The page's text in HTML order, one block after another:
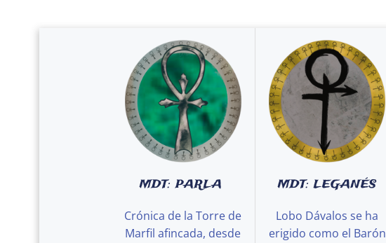
MDT: PARLA
Crónica de la Torre de
Marfil afincada, desde
MDT: LEGANÉS
Lobo Dávalos se ha
erigido como el Barón